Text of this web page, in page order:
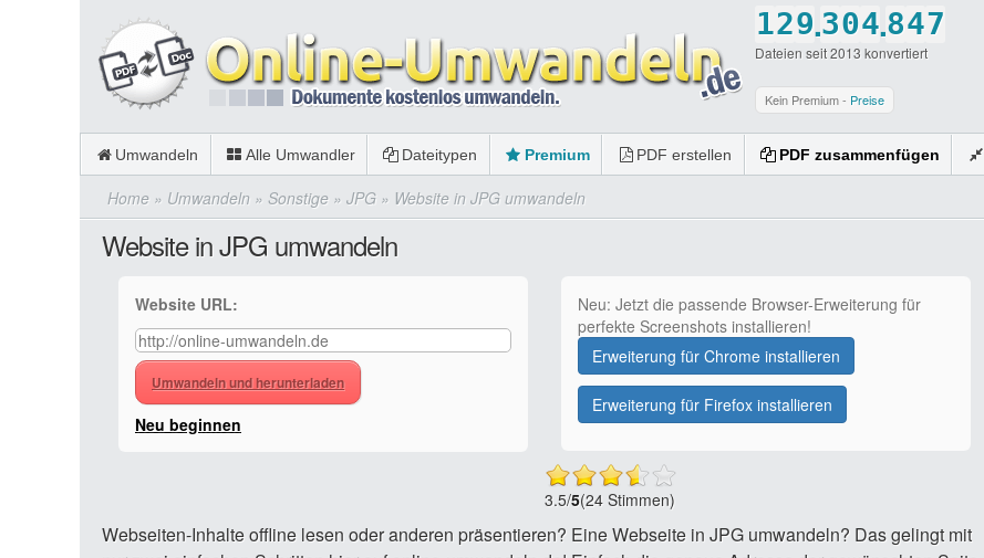
129.304.847
Dateien seit 2013 konvertiert
Kein Premium - Preise
Umwandeln Alle Umwandler Dateitypen Premium PDF erstellen PDF zusammenfügen
Home » Umwandeln » Sonstige » JPG » Website in JPG umwandeln
Website in JPG umwandeln
Website URL:
Umwandeln und herunterladen
Neu beginnen
Neu: Jetzt die passende Browser-Erweiterung für
perfekte Screenshots installieren!
Erweiterung für Chrome installieren
Erweiterung für Firefox installieren
3.5/5(24 Stimmen)
Webseiten-Inhalte offline lesen oder anderen präsentieren? Eine Webseite in JPG umwandeln? Das gelingt mit